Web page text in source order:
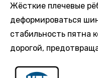
Жёсткие плечевые
деформироваться
стабильность пятна
дорогой,